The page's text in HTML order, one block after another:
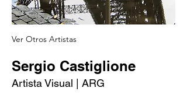
Ver Otros Artistas
Sergio Castiglione
Artista Visual | ARG